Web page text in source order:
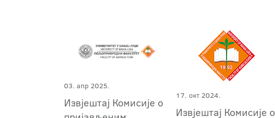
03. апр 2025.
Извјештај Комисије о
17. окт 2024.
Извјештај Комисије о